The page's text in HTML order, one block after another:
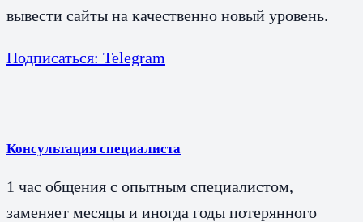
вывести сайты на качественно новый уровень.
Подписаться: Telegram
Консультация специалиста
1 час общения с опытным специалистом,
заменяет месяцы и иногда годы потерянного